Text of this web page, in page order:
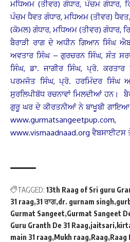
ਮਧਿਅਮ (ਤੀਵਰ) ਗੰਧਾਰ, ਪੰਚਮ
ਪੰਚਮ ਧੈਵਤ ਗੰਧਾਰ, ਮਧਿਅਮ (ਤੀਵਰ)
(ਕੋਮਲ) ਗੰਧਾਰ, ਮਧਿਅਮ (ਤੀਵਰ)
ਬੈਰਾੜੀ ਰਾਗ ਦੇ ਅਧੀਨ ਗਿਆਨ ਸਿੰਘ
ਅਵਤਾਰ ਸਿੰਘ – ਗੁਰਚਰਨ ਸਿੰਘ, ਸੰਤ
ਸਿੰਘ, ਡਾ. ਜਾਗੀਰ ਸਿੰਘ, ਪ੍ਰੋ.
ਪਰਮਜੋਤ ਸਿੰਘ, ਪ੍ਰੋ. ਹਰਮਿੰਦਰ ਸਿੰਘ
ਸੁਰਲਿਪੀਬੱਧ ਰਚਨਾਵਾਂ ਮਿਲਦੀਆਂ ਹਨ।
ਗੁਰੂ ਘਰ ਦੇ ਕੀਰਤਨੀਆਂ ਨੇ ਬਾਖੂਬੀ ਗਾਇਆ
www.vismaadnaad.org ਵੈਬਸਾਈਟਸ
TAGGED: 13th Raag of Sri guru
31 raag 31 ਰਾਗ dr. gurnam singh
Gurmat Sangeet Gurmat Sangeet
Guru Granth De 31 Raag jaitsari
main 31 raag Mukh raag Raag Raag